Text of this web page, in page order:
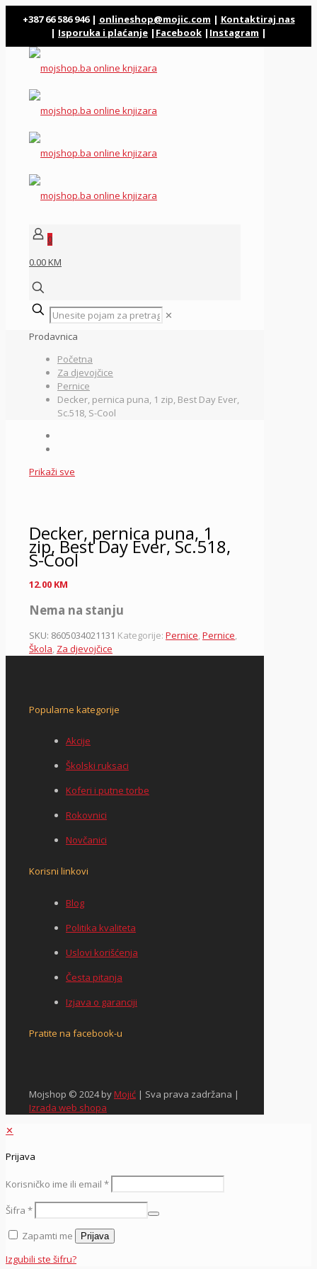
+387 66 586 946 | onlineshop@mojic.com | Kontaktiraj nas
| Isporuka i plaćanje | Facebook | Instagram |
0
0.00 KM
✕
Prodavnica
Početna
Za djevojčice
Pernice
Decker, pernica puna, 1 zip, Best Day Ever,
Sc.518, S-Cool
Prikaži sve
Decker, pernica puna, 1
zip, Best Day Ever, Sc.518,
S-Cool
12.00 KM
Nema na stanju
SKU: 8605034021131 Kategorije: Pernice,Pernice,
Škola, Za djevojčice
Popularne kategorije
Akcije
Školski ruksaci
Koferi i putne torbe
Rokovnici
Novčanici
Korisni linkovi
Blog
Politika kvaliteta
Uslovi korišćenja
Česta pitanja
Izjava o garanciji
Pratite na facebook-u
Mojshop © 2024 byMojić | Sva prava zadržana |
Izrada web shopa
✕
Prijava
Korisničko ime ili email *
Šifra *
Zapamti me
Prijava
Izgubili ste šifru?